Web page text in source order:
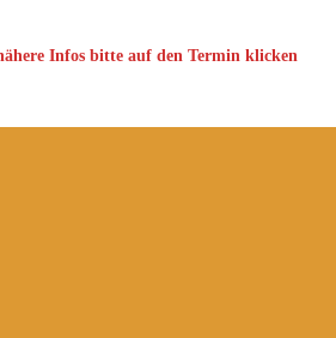
Infos bitte auf den Termin klicken